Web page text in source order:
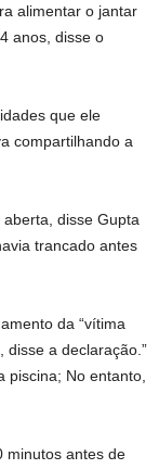
alimentar o jantar
anos, disse o
que ele
compartilhando a
disse Gupta
trancado antes
da “vítima
disse a declaração.”
piscina; No entanto,
minutos antes de